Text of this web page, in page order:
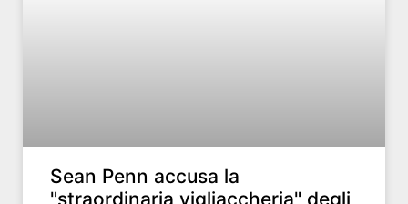
Sean Penn accusa la
"straordinaria vigliaccheria" degli